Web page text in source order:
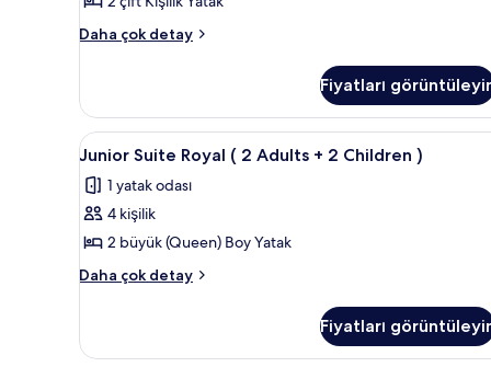
daha
fazla
detay
görün
Daha çok detay
Junior
fazla
detay
Fiyatları
Junior
Suite
Royal
(
2
Adults
Children
Minibar, odada kasa, masa,
1
Junior Suite Royal ( 2 Adults + 2 Children )
1 yatak odası
4 kişilik
2 büyük (Queen) Boy Yatak
Daha çok detay
Junior
2
Fiyatları